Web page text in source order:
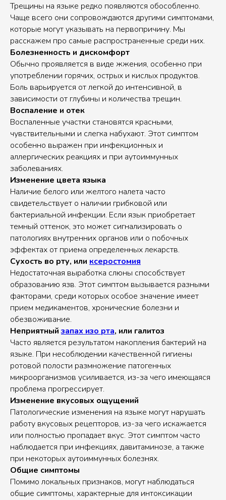
Трещины на языке редко появляются обособленно.
Чаще всего они сопровождаются другими симптомами,
которые могут указывать на первопричину. Мы
расскажем про самые распространенные среди них.
Болезненность и дискомфорт
Обычно проявляется в виде жжения, особенно при
употреблении горячих, острых и кислых продуктов.
Боль варьируется от легкой до интенсивной, в
зависимости от глубины и количества трещин.
Воспаление и отек
Воспаленные участки становятся красными,
чувствительными и слегка набухают. Этот симптом
особенно выражен при инфекционных и
аллергических реакциях и при аутоиммунных
заболеваниях.
Изменение цвета языка
Наличие белого или желтого налета часто
свидетельствует о наличии грибковой или
бактериальной инфекции. Если язык приобретает
темный оттенок, это может сигнализировать о
патологиях внутренних органов или о побочных
эффектах от приема определенных лекарств.
Сухость во рту, или ксеростомия
Недостаточная выработка слюны способствует
образованию язв. Этот симптом вызывается разными
факторами, среди которых особое значение имеет
прием медикаментов, хронические болезни и
обезвоживание.
Неприятныйзапах изо рта, или галитоз
Часто является результатом накопления бактерий на
языке. При несоблюдении качественной гигиены
ротовой полости размножение патогенных
микроорганизмов усиливается, из-за чего имеющаяся
проблема прогрессирует.
Изменение вкусовых ощущений
Патологические изменения на языке могут нарушать
работу вкусовых рецепторов, из-за чего искажается
или полностью пропадает вкус. Этот симптом часто
наблюдается при инфекциях, давитаминозе, а также
при некоторых аутоиммунных болезнях.
Общие симптомы
Помимо локальных признаков, могут наблюдаться
общие симптомы, характерные для интоксикации